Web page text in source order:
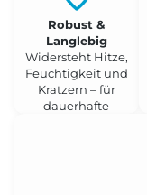
Robust &
Langlebig
Widersteht Hitze,
Feuchtigkeit und
Kratzern – für
dauerhafte